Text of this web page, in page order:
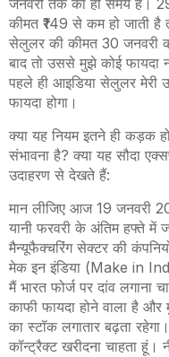
कीमत ₹149 से कम हो जाती
सेलुलर की कीमत 30 जनवरी को
बाद तो उससे मुझे कोई फायदा
पहले ही आइडिया सेलुलर मेरी
फायदा होगा।
क्या यह नियम इतने ही कड़क
संभावना है? क्या यह सौदा
उदाहरण से देखते हैं:
मान लीजिए आज 19 जनवरी
यानी फरवरी के अंतिम हफ्ते में
मैन्यूफैक्चरिंग सेक्टर की
मेक इन इंडिया (Make in
मैं भारत फोर्ज पर दांव लगाना
काफी फायदा होने वाला है
का स्टॉक लगातार बढ़ता
कॉन्ट्रैक्ट खरीदना चाहता